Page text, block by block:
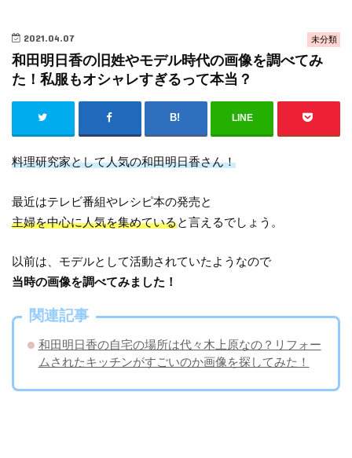
未分類
2021.04.07
和田明日香の旧姓やモデル時代の画像を調べてみ
た！私服もオシャレすぎるって本当？
LINE
料理研究家として人気の和田明日香さん！
最近はテレビ番組やレシピ本の発売と
主婦を中心に人気を集めていると言えるでしょう。
以前は、モデルとして活動されていたようなので
当時の画像を調べてみました！
関連記事
和田明日香の自宅の場所は代々木上原なの？リフォー
ムされたキッチンがすごいのか画像を探してみた！